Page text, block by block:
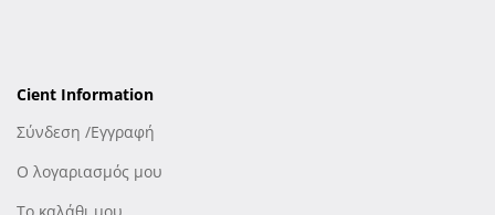
Cient Information
Σύνδεση /Εγγραφή
Ο λογαριασμός μου